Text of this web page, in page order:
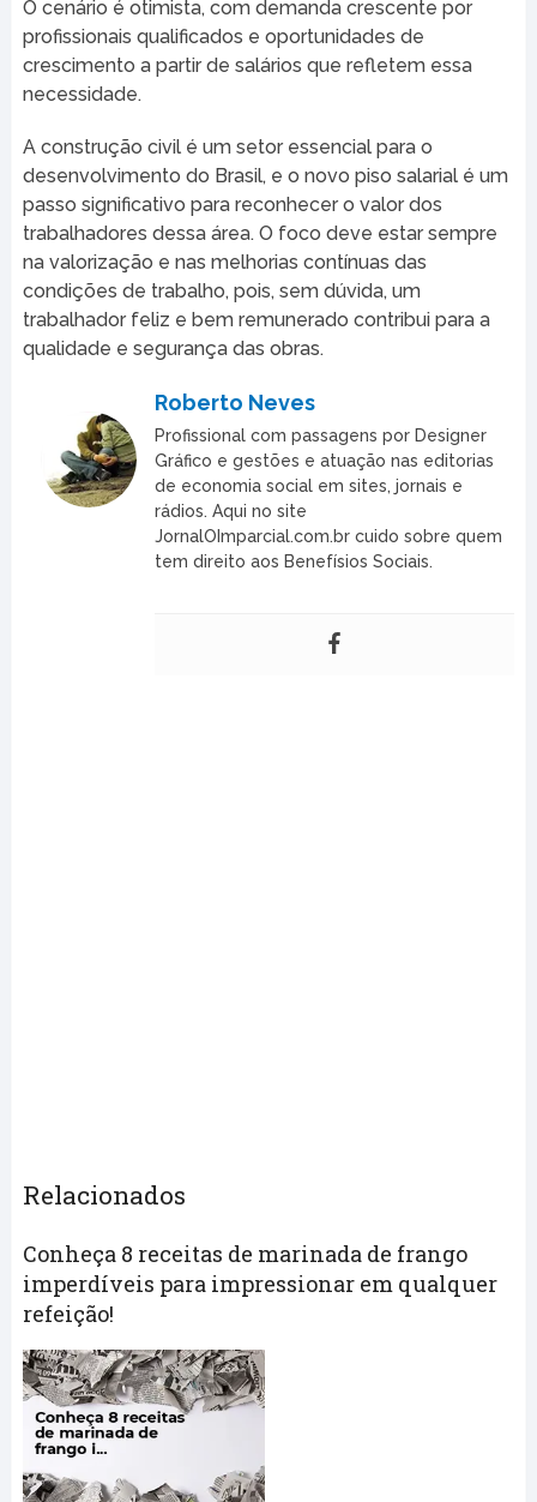
O cenário é otimista, com demanda crescente por
profissionais qualificados e oportunidades de
crescimento a partir de salários que refletem essa
necessidade.
A construção civil é um setor essencial para o
desenvolvimento do Brasil, e o novo piso salarial é um
passo significativo para reconhecer o valor dos
trabalhadores dessa área. O foco deve estar sempre
na valorização e nas melhorias contínuas das
condições de trabalho, pois, sem dúvida, um
trabalhador feliz e bem remunerado contribui para a
qualidade e segurança das obras.
Roberto Neves
Profissional com passagens por Designer
Gráfico e gestões e atuação nas editorias
de economia social em sites, jornais e
rádios. Aqui no site
JornalOImparcial.com.br cuido sobre quem
tem direito aos Benefísios Sociais.
Relacionados
Conheça 8 receitas de marinada de frango
imperdíveis para impressionar em qualquer
refeição!